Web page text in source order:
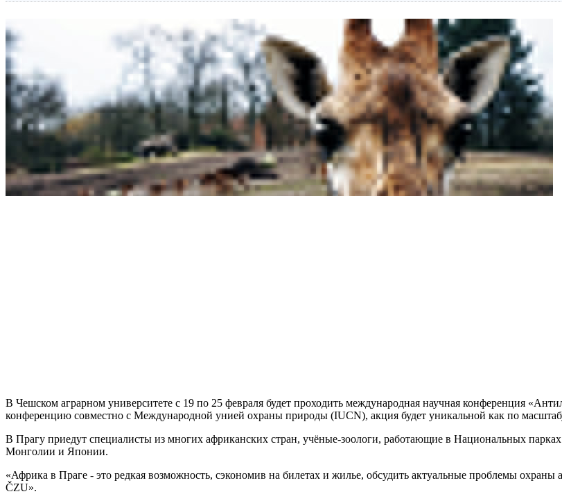
В Чешском аграрном университете с 19 по 25 февраля будет проходить международная научная конференция
конференцию совместно с Международной унией охраны природы (IUCN), акция будет уникальной как по
В Прагу приедут специалисты из многих африканских стран, учёные-зоологи, работающие в Национальных
Монголии и Японии.
«Африка в Праге - это редкая возможность, сэкономив на билетах и жилье, обсудить актуальные проблемы
ČZU».